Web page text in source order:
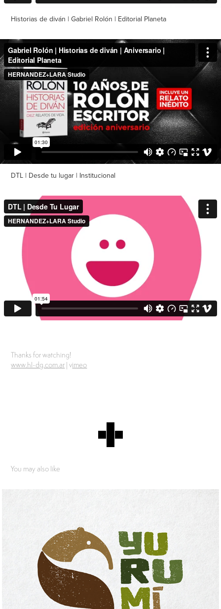
Historias de diván | Gabriel Rolón | Editorial Planeta
DTL | Desde tu lugar | Institucional
Thanks for watching!
www.hl-dg.com.ar | vimeo
You may also like